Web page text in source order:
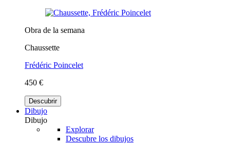
Obra de la semana
Chaussette
Frédéric Poincelet
450 €
Descubrir
Dibujo
Dibujo
Explorar
Descubre los dibujos